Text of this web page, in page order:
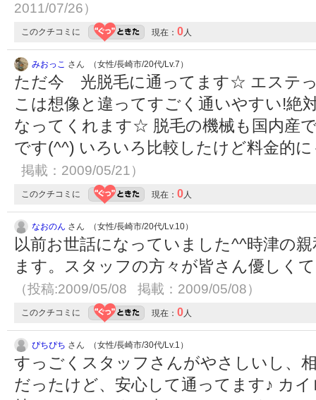
2011/07/26）
このクチコミに 現在： 0人
みおっこ さん （女性/長崎市/20代/Lv.7）
ただ今 光脱毛に通ってます☆ エステ
こは想像と違ってすごく通いやすい!絶
なってくれます☆ 脱毛の機械も国内産
です(^^) いろいろ比較したけど料金的
掲載：2009/05/21）
このクチコミに 現在： 0人
なおのん さん （女性/長崎市/20代/Lv.10）
以前お世話になっていました^^時津の
ます。スタッフの方々が皆さん優しく
（投稿:2009/05/08 掲載：2009/05/08）
このクチコミに 現在： 0人
ぴちぴち さん （女性/長崎市/30代/Lv.1）
すっごくスタッフさんがやさしいし、
だったけど、安心して通ってます♪ カ